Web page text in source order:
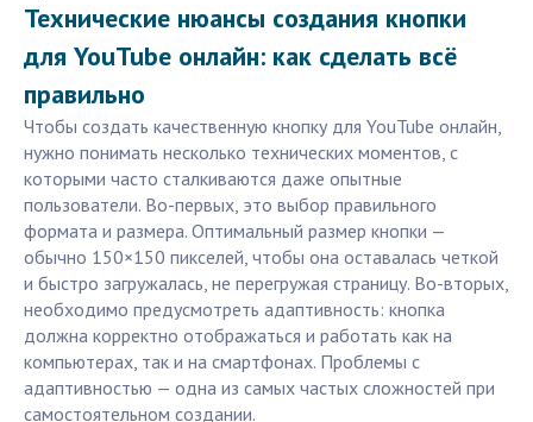
Технические нюансы создания кнопки
для YouTube онлайн: как сделать всё
правильно
Чтобы создать качественную кнопку для YouTube онлайн,
нужно понимать несколько технических моментов, с
которыми часто сталкиваются даже опытные
пользователи. Во-первых, это выбор правильного
формата и размера. Оптимальный размер кнопки —
обычно 150×150 пикселей, чтобы она оставалась четкой
и быстро загружалась, не перегружая страницу. Во-вторых,
необходимо предусмотреть адаптивность: кнопка
должна корректно отображаться и работать как на
компьютерах, так и на смартфонах. Проблемы с
адаптивностью — одна из самых частых сложностей при
самостоятельном создании.